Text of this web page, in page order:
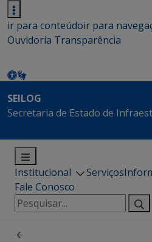
ir para conteúdoir para
Ouvidoria Transparência
SEILOG
Secretaria de Estado de
Institucional Serviços
Fale Conosco
Pesquisar
por: